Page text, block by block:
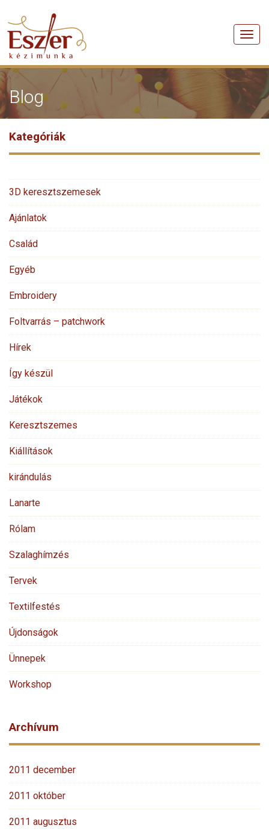
Menü
Blog
Kategóriák
3D keresztszemesek
Ajánlatok
Család
Egyéb
Embroidery
Foltvarrás – patchwork
Hírek
Így készül
Játékok
Keresztszemes
Kiállítások
kirándulás
Lanarte
Rólam
Szalaghímzés
Tervek
Textilfestés
Újdonságok
Ünnepek
Workshop
Archívum
2011 december
2011 október
2011 augusztus